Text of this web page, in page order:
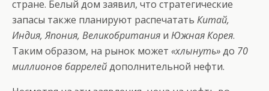
стране. Белый дом заявил, что стратегические
запасы также планируют распечатать Китай,
Индия, Япония, Великобритания и Южная Корея.
Таким образом, на рынок может «хлынуть»до 70
миллионов баррелейдополнительной нефти.